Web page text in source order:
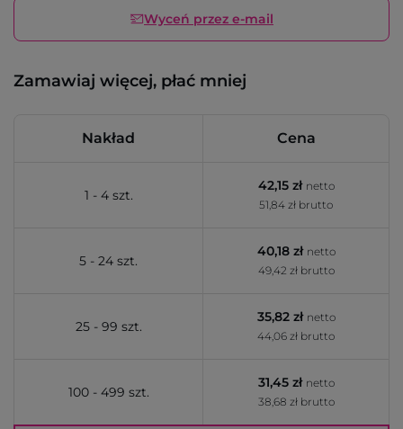
Wyceń przez e-mail
Zamawiaj więcej, płać mniej
Nakład Cena
1 - 4 szt.
42,15 zł netto
51,84 zł brutto
5 - 24 szt.
40,18 zł netto
49,42 zł brutto
25 - 99 szt.
35,82 zł netto
44,06 zł brutto
100 - 499 szt.
31,45 zł netto
38,68 zł brutto